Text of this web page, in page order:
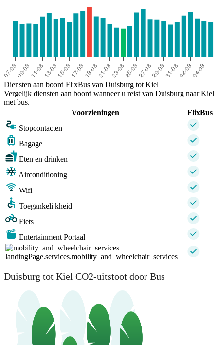
Diensten aan boord FlixBus van Duisburg tot Kiel
Vergelijk diensten aan boord wanneer u reist van Duisburg naar Kiel
met bus.
Voorzieningen
FlixBus
Stopcontacten
Bagage
Eten en drinken
Airconditioning
Wifi
Toegankelijkheid
Fiets
Entertainment Portaal
landingPage.services.mobility_and_wheelchair_services
Duisburg tot Kiel CO2-uitstoot door Bus